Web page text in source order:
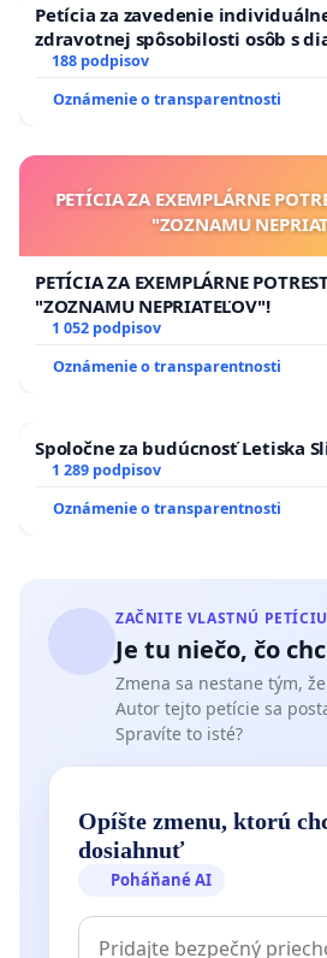
Petícia za zavedenie
zdravotnej spôsobilosti osôb s
pri prijímaní do Policajného zboru
188 podpisov
Oznámenie o transparentnosti
PETÍCIA ZA EXEMPLÁRNE
"ZOZNAMU
PETÍCIA ZA EXEMPLÁRNE
"ZOZNAMU NEPRIATEĽOV"!
1 052 podpisov
Oznámenie o transparentnosti
Spoločne za budúcnosť Letiska
1 289 podpisov
Oznámenie o transparentnosti
ZAČNITE VLASTNÚ PETÍCIU
Je tu niečo, čo
Zmena sa nestane tým,
Autor tejto petície sa
Spravíte to isté?
Opíšte zmenu, ktorú
dosiahnuť
Poháňané AI